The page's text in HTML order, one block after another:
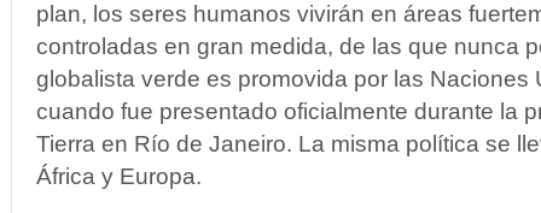
plan, los seres humanos vivirán en áreas
controladas en gran medida, de las que nunca
globalista verde es promovida por las Naciones
cuando fue presentado oficialmente durante la
Tierra en Río de Janeiro. La misma política se
África y Europa.